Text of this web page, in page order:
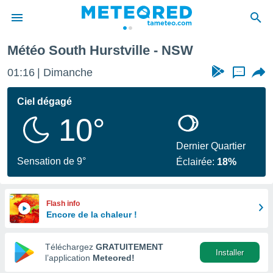
de
en
Météo South Hurstville - NSW
01:16 Dimanche ...
Ciel dégagé
10°
Sensation de 9°
Dernier Quartier
Éclairée: 18%
Flash info
Encore de la chaleur !
Téléchargez GRATUITEMENT
l’application Meteored!
Installer